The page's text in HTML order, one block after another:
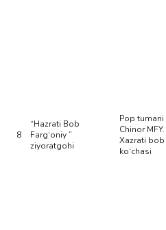
8
“Hazrati Bob
Farg‘oniy ”
ziyoratgohi
Pop tumani
Chinor MFY.
Xazrati bob
ko‘chasi